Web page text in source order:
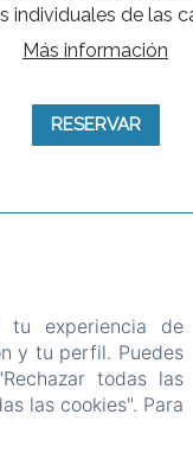
individuales de las
Más información
RESERVAR
tu experiencia de
y tu perfil. Puedes
todas las
las cookies". Para